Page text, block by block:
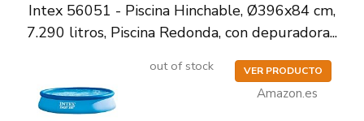
Intex 56051 - Piscina Hinchable, Ø396x84 cm,
7.290 litros, Piscina Redonda, con depuradora...
out of stock VER PRODUCTO
Amazon.es